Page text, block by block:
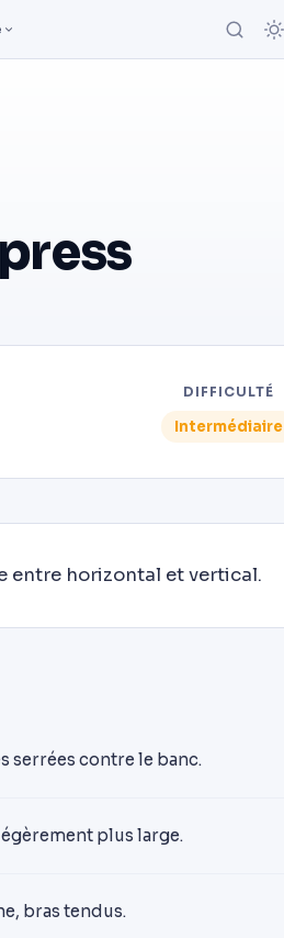
DIFFICULTÉ
Intermédiaire
entre horizontal et vertical.
serrées contre le banc.
plus large.
bras tendus.